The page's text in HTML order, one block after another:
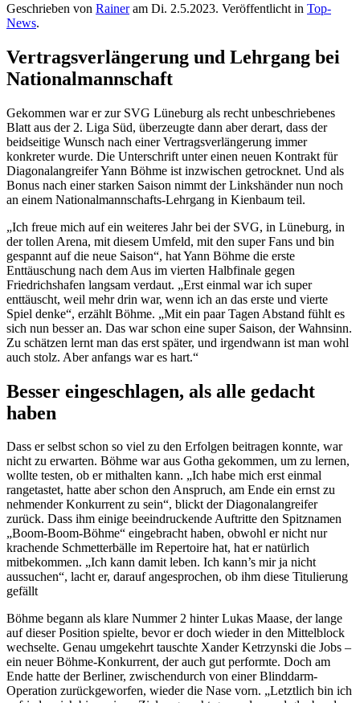
Geschrieben von Raineram Di. 2.5.2023. Veröffentlicht in Top-
News.
Vertragsverlängerung und Lehrgang bei
Nationalmannschaft
Gekommen war er zur SVG Lüneburg als recht unbeschriebenes
Blatt aus der 2. Liga Süd, überzeugte dann aber derart, dass der
beidseitige Wunsch nach einer Vertragsverlängerung immer
konkreter wurde. Die Unterschrift unter einen neuen Kontrakt für
Diagonalangreifer Yann Böhme ist inzwischen getrocknet. Und als
Bonus nach einer starken Saison nimmt der Linkshänder nun noch
an einem Nationalmannschafts-Lehrgang in Kienbaum teil.
„Ich freue mich auf ein weiteres Jahr bei der SVG, in Lüneburg, in
der tollen Arena, mit diesem Umfeld, mit den super Fans und bin
gespannt auf die neue Saison“, hat Yann Böhme die erste
Enttäuschung nach dem Aus im vierten Halbfinale gegen
Friedrichshafen langsam verdaut. „Erst einmal war ich super
enttäuscht, weil mehr drin war, wenn ich an das erste und vierte
Spiel denke“, erzählt Böhme. „Mit ein paar Tagen Abstand fühlt es
sich nun besser an. Das war schon eine super Saison, der Wahnsinn.
Zu schätzen lernt man das erst später, und irgendwann ist man wohl
auch stolz. Aber anfangs war es hart.“
Besser eingeschlagen, als alle gedacht
haben
Dass er selbst schon so viel zu den Erfolgen beitragen konnte, war
nicht zu erwarten. Böhme war aus Gotha gekommen, um zu lernen,
wollte testen, ob er mithalten kann. „Ich habe mich erst einmal
rangetastet, hatte aber schon den Anspruch, am Ende ein ernst zu
nehmender Konkurrent zu sein“, blickt der Diagonalangreifer
zurück. Dass ihm einige beeindruckende Auftritte den Spitznamen
„Boom-Boom-Böhme“ eingebracht haben, obwohl er nicht nur
krachende Schmetterbälle im Repertoire hat, hat er natürlich
mitbekommen. „Ich kann damit leben. Ich kann’s mir ja nicht
aussuchen“, lacht er, darauf angesprochen, ob ihm diese Titulierung
gefällt
Böhme begann als klare Nummer 2 hinter Lukas Maase, der lange
auf dieser Position spielte, bevor er doch wieder in den Mittelblock
wechselte. Genau umgekehrt tauschte Xander Ketrzynski die Jobs –
ein neuer Böhme-Konkurrent, der auch gut performte. Doch am
Ende hatte der Berliner, zwischendurch von einer Blinddarm-
Operation zurückgeworfen, wieder die Nase vorn. „Letztlich bin ich